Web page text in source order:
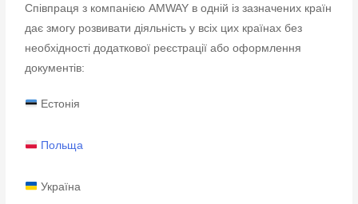
Співпраця з компанією AMWAY в одній із зазначених країн
дає змогу розвивати діяльність у всіх цих країнах без
необхідності додаткової реєстрації або оформлення
документів:
Естонія
Польща
Україна